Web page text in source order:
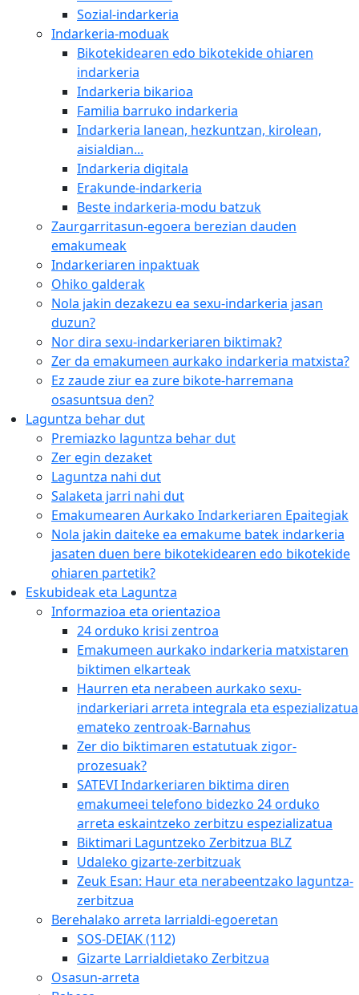
Sozial-indarkeria
Indarkeria-moduak
Bikotekidearen edo bikotekide ohiaren
indarkeria
Indarkeria bikarioa
Familia barruko indarkeria
Indarkeria lanean, hezkuntzan, kirolean,
aisialdian...
Indarkeria digitala
Erakunde-indarkeria
Beste indarkeria-modu batzuk
Zaurgarritasun-egoera berezian dauden
emakumeak
Indarkeriaren inpaktuak
Ohiko galderak
Nola jakin dezakezu ea sexu-indarkeria jasan
duzun?
Nor dira sexu-indarkeriaren biktimak?
Zer da emakumeen aurkako indarkeria matxista?
Ez zaude ziur ea zure bikote-harremana
osasuntsua den?
Laguntza behar dut
Premiazko laguntza behar dut
Zer egin dezaket
Laguntza nahi dut
Salaketa jarri nahi dut
Emakumearen Aurkako Indarkeriaren Epaitegiak
Nola jakin daiteke ea emakume batek indarkeria
jasaten duen bere bikotekidearen edo bikotekide
ohiaren partetik?
Eskubideak eta Laguntza
Informazioa eta orientazioa
24 orduko krisi zentroa
Emakumeen aurkako indarkeria matxistaren
biktimen elkarteak
Haurren eta nerabeen aurkako sexu-
indarkeriari arreta integrala eta espezializatua
emateko zentroak-Barnahus
Zer dio biktimaren estatutuak zigor-
prozesuak?
SATEVI Indarkeriaren biktima diren
emakumeei telefono bidezko 24 orduko
arreta eskaintzeko zerbitzu espezializatua
Biktimari Laguntzeko Zerbitzua BLZ
Udaleko gizarte-zerbitzuak
Zeuk Esan: Haur eta nerabeentzako laguntza-
zerbitzua
Berehalako arreta larrialdi-egoeretan
SOS-DEIAK (112)
Gizarte Larrialdietako Zerbitzua
Osasun-arreta